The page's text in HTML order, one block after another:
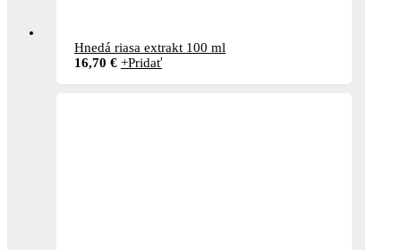
Hnedá riasa extrakt 100 ml
16,70 € +Pridať